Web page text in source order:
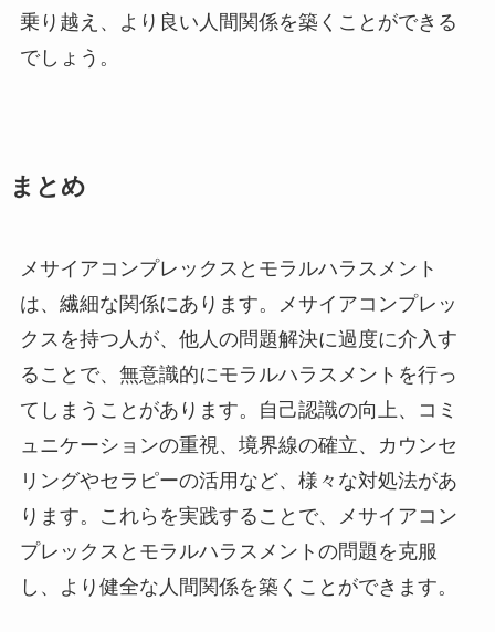
乗り越え、より良い人間関係を築くことができる
でしょう。
まとめ
メサイアコンプレックスとモラルハラスメント
は、繊細な関係にあります。メサイアコンプレッ
クスを持つ人が、他人の問題解決に過度に介入す
ることで、無意識的にモラルハラスメントを行っ
てしまうことがあります。自己認識の向上、コミ
ュニケーションの重視、境界線の確立、カウンセ
リングやセラピーの活用など、様々な対処法があ
ります。これらを実践することで、メサイアコン
プレックスとモラルハラスメントの問題を克服
し、より健全な人間関係を築くことができます。